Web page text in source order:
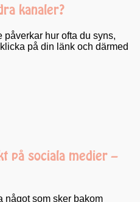
kanaler?
påverkar hur ofta du syns,
på din länk och därmed
på sociala medier –
något som sker bakom